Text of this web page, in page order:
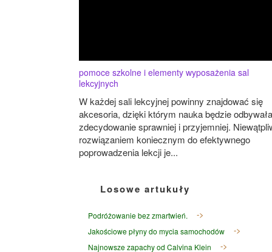
pomoce szkolne i elementy wyposażenia sal
lekcyjnych
W każdej sali lekcyjnej powinny znajdować się
akcesoria, dzięki którym nauka będzie
zdecydowanie sprawniej i przyjemniej.
rozwiązaniem koniecznym do efektywnego
poprowadzenia lekcji je...
Losowe artukuły
Podróżowanie bez zmartwień.
Jakościowe płyny do mycia samochodów
Najnowsze zapachy od Calvina Klein